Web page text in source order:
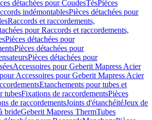
détachées pour CoudesTésPièces
indémontablesPièces détachées pour
Raccords et raccordements,
pour Raccords et raccordements,
Pièces détachées pour
Pièces détachées pour
Pièces détachées pour
Accessoires pour Geberit Mapress Acier
Accessoires pour Geberit Mapress Acier
Etanchements pour tubes et
tubesFixations de raccordementsPièces
de raccordementsJoints d'étanchéitéJeux de
brideGeberit Mapress ThermTubes